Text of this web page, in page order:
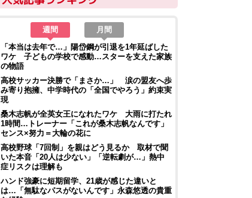
週間
月間
「本当は去年で…」陽岱鋼が引退を1年延ばした
ワケ 子どもの学校で感動…スターを支えた家族
の物語
高校サッカー決勝で「まさか…」 涙の盟友へ歩
み寄り抱擁、中学時代の「全国でやろう」約束実
現
桑木志帆が全英女王になれたワケ 大雨に打たれ
1時間…トレーナー「これが桑木志帆なんです」
センス×努力＝大輪の花に
高校野球「7回制」を親はどう見るか 取材で聞
いた本音「20人は少ない」「逆転劇が…」熱中
症リスクは理解も
ハンド強豪に短期留学、21歳が感じた違いと
は…「無駄なパスがないんです」永森悠透の貴重